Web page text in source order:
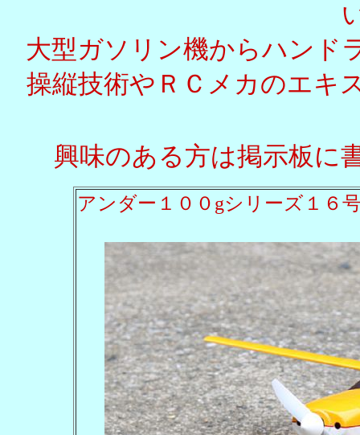
大型ガソリン機からハンド
操縦技術やＲＣメカのエキ
興味のある方は掲示板に
アンダー１００gシリーズ１６